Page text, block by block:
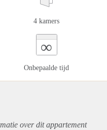
4 kamers
∞
Onbepaalde tijd
over ditappartement